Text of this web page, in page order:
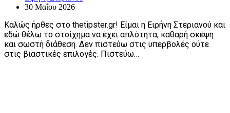
30 Μαΐου 2026
Καλώς ήρθες στο thetipster.gr! Είμαι η Ειρήνη Στεριανού και
εδώ θέλω το στοίχημα να έχει απλότητα, καθαρή σκέψη
και σωστή διάθεση. Δεν πιστεύω στις υπερβολές ούτε
στις βιαστικές επιλογές. Πιστεύω…